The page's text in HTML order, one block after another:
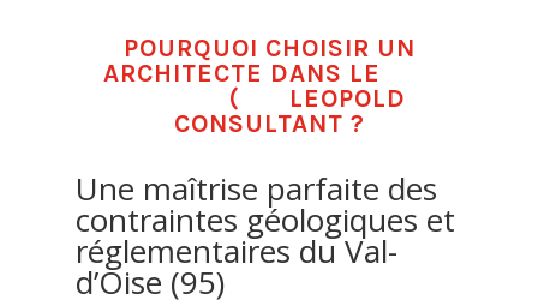
POURQUOI CHOISIR UN
ARCHITECTE DANS LE
(
LEOPOLD
CONSULTANT ?
Une maîtrise parfaite des
contraintes géologiques et
réglementaires du Val-
d’Oise (95)